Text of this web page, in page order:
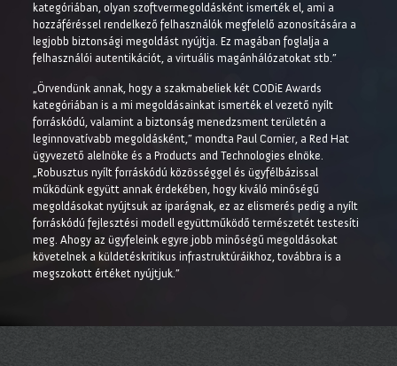
kategóriában, olyan szoftvermegoldásként ismerték el, ami a
hozzáféréssel rendelkező felhasználók megfelelő azonosítására a
legjobb biztonsági megoldást nyújtja. Ez magában foglalja a
felhasználói autentikációt, a virtuális magánhálózatokat stb.”
„Örvendünk annak, hogy a szakmabeliek két CODiE Awards
kategóriában is a mi megoldásainkat ismerték el vezető nyílt
forráskódú, valamint a biztonság menedzsment területén a
leginnovatívabb megoldásként,” mondta Paul Cornier, a Red Hat
ügyvezető alelnöke és a Products and Technologies elnöke.
„Robusztus nyílt forráskódú közösséggel és ügyfélbázissal
működünk együtt annak érdekében, hogy kiváló minőségű
megoldásokat nyújtsuk az iparágnak, ez az elismerés pedig a nyílt
forráskódú fejlesztési modell együttműködő természetét testesíti
meg. Ahogy az ügyfeleink egyre jobb minőségű megoldásokat
követelnek a küldetéskritikus infrastruktúráikhoz, továbbra is a
megszokott értéket nyújtjuk.”